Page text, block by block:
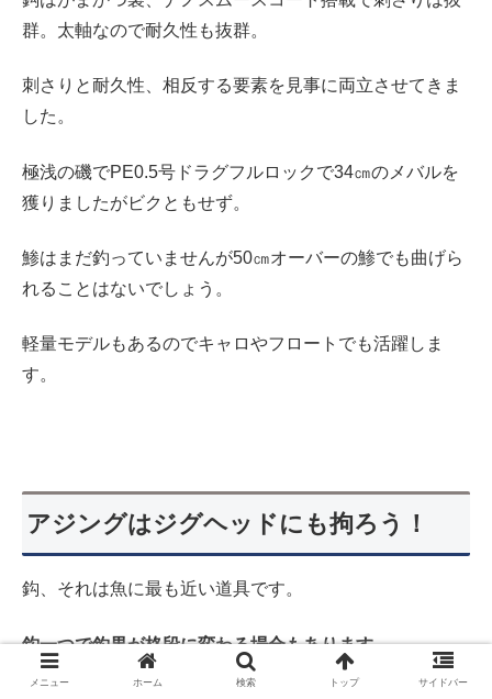
群。太軸なので耐久性も抜群。
刺さりと耐久性、相反する要素を見事に両立させてきま
した。
極浅の磯でPE0.5号ドラグフルロックで34㎝のメバルを
獲りましたがビクともせず。
鯵はまだ釣っていませんが50㎝オーバーの鯵でも曲げら
れることはないでしょう。
軽量モデルもあるのでキャロやフロートでも活躍しま
す。
アジングはジグヘッドにも拘ろう！
鈎、それは魚に最も近い道具です。
鈎一つで釣果が格段に変わる場合もあります。
メニュー ホーム 検索 トップ サイドバー